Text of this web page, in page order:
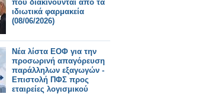
που διακινούνται από τα
ιδιωτικά φαρμακεία
(08/06/2026)
Νέα λίστα ΕΟΦ για την
προσωρινή απαγόρευση
παράλληλων εξαγωγών -
Επιστολή ΠΦΣ προς
εταιρείες λογισμικού